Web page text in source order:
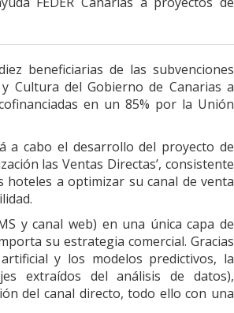
beneficiarias de las subvenciones
Cultura del Gobierno de Canarias a
en un 85% por la Unión
a cabo el desarrollo del proyecto de
las Ventas Directas’, consistente
a optimizar su canal de venta
y canal web) en una única capa de
su estrategia comercial. Gracias
y los modelos predictivos, la
extraídos del análisis de datos),
del canal directo, todo ello con una